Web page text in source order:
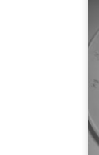
Adrià e